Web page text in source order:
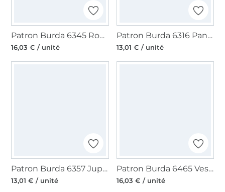
Patron Burda 6345 Robe, en français
16,03 € / unité
Patron Burda 6316 Pantalon, en français
13,01 € / unité
Patron Burda 6357 Jupe, en français
13,01 € / unité
Patron Burda 6465 Veste, en français
16,03 € / unité